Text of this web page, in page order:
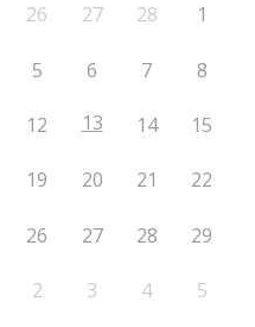
26 27 28 1
5 6 7 8
12 13 14 15
19 20 21 22
26 27 28 29
2 3 4 5